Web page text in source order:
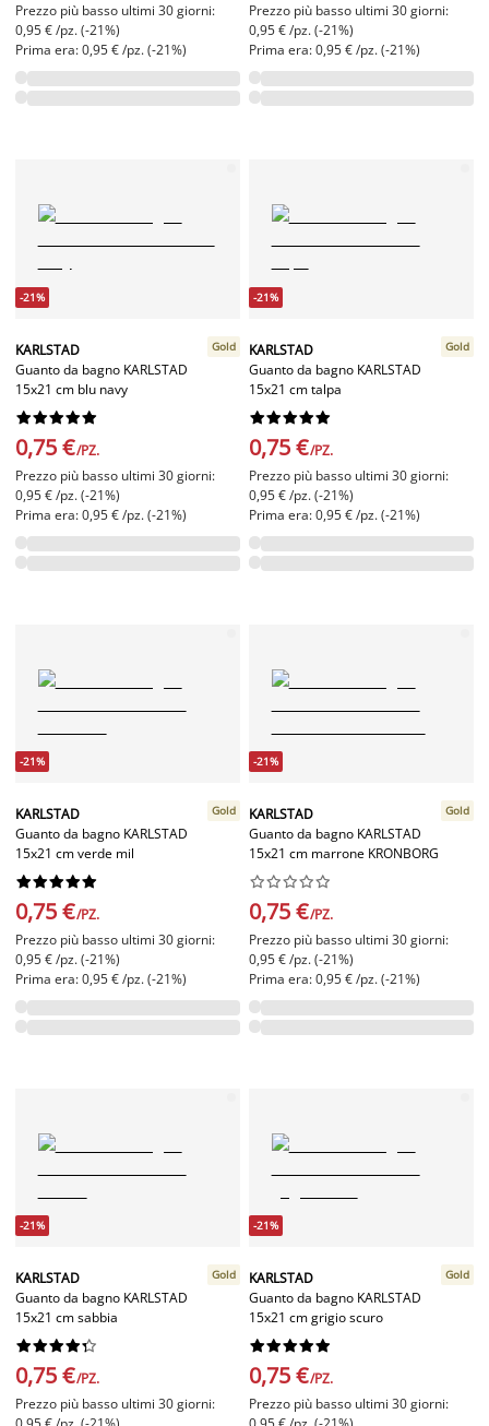
Prezzo più basso ultimi 30 giorni:
0,95 € /pz. (-21%)
Prima era: 0,95 € /pz. (-21%)
Prezzo più basso ultimi 30 giorni:
0,95 € /pz. (-21%)
Prima era: 0,95 € /pz. (-21%)
-21%
KARLSTAD
Guanto da bagno KARLSTAD
15x21 cm blu navy
Gold






0,75 €/PZ.
Prezzo più basso ultimi 30 giorni:
0,95 € /pz. (-21%)
Prima era: 0,95 € /pz. (-21%)
-21%
KARLSTAD
Guanto da bagno KARLSTAD
15x21 cm talpa
Gold






0,75 €/PZ.
Prezzo più basso ultimi 30 giorni:
0,95 € /pz. (-21%)
Prima era: 0,95 € /pz. (-21%)
-21%
KARLSTAD
Guanto da bagno KARLSTAD
15x21 cm verde mil
Gold






0,75 €/PZ.
Prezzo più basso ultimi 30 giorni:
0,95 € /pz. (-21%)
Prima era: 0,95 € /pz. (-21%)
-21%
KARLSTAD
Guanto da bagno KARLSTAD
15x21 cm marrone KRONBORG
Gold






0,75 €/PZ.
Prezzo più basso ultimi 30 giorni:
0,95 € /pz. (-21%)
Prima era: 0,95 € /pz. (-21%)
-21%
KARLSTAD
Guanto da bagno KARLSTAD
15x21 cm sabbia
Gold






0,75 €/PZ.
Prezzo più basso ultimi 30 giorni:
-21%
KARLSTAD
Guanto da bagno KARLSTAD
15x21 cm grigio scuro
Gold






0,75 €/PZ.
Prezzo più basso ultimi 30 giorni: